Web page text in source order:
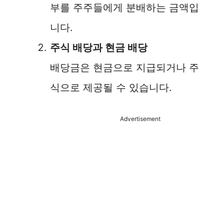
부를 주주들에게 분배하는 금액입
니다.
주식 배당과 현금 배당
배당금은 현금으로 지급되거나 주
식으로 제공될 수 있습니다.
Advertisement